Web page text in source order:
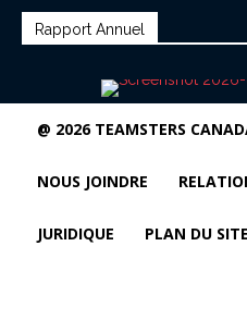
Rapport Annuel
@ 2026 TEAMSTERS
NOUS JOINDRE
JURIDIQUE PLAN DU SITE